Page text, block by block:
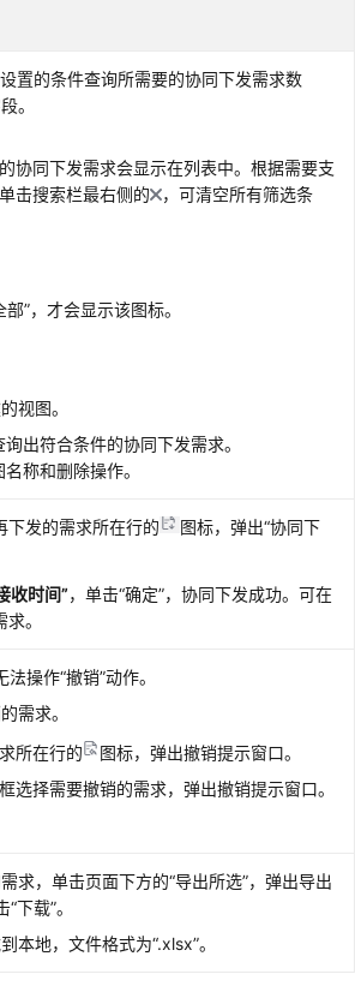
置的条件查询所需要的协同下发需求数
。
协同下发需求会显示在列表中。根据需要支
击搜索栏最右侧的
，可清空所有筛选条
部”，才会显示该图标。
视图。
出符合条件的协同下发需求。
称和删除操作。
下发的需求所在行的 图标，弹出“协同下
收时间”，单击“确定”，协同下发成功。可在
。
法操作“撤销”动作。
需求。
所在行的
图标，弹出撤销提示窗口。
选择需要撤销的需求，弹出撤销提示窗口。
求，单击页面下方的“导出所选”，弹出导出
“下载”。
本地，文件格式为“.xlsx”。